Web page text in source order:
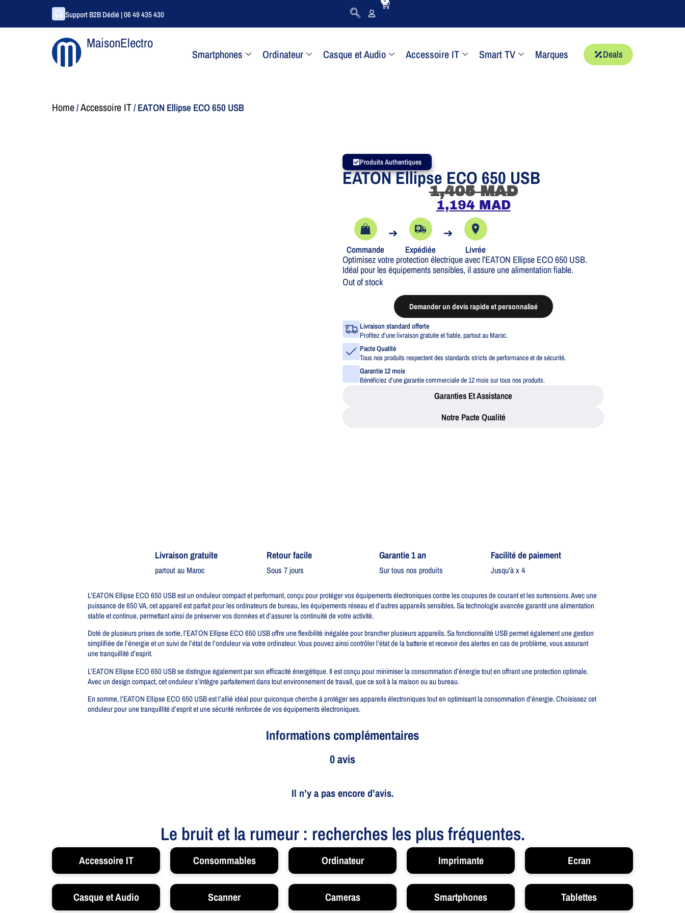
Support B2B Dédié | 06 49 435 430
MaisonElectro
Smartphones Ordinateur Casque et Audio Accessoire IT Smart TV Marques Deals
Home/Accessoire IT/ EATON Ellipse ECO 650 USB
Produits Authentiques
EATON Ellipse ECO 650 USB
1,405MAD
1,194 MAD
Commande
➔
Expédiée
➔
Livrée
Optimisez votre protection électrique avec l’EATON Ellipse ECO 650 USB.
Idéal pour les équipements sensibles, il assure une alimentation fiable.
Out of stock
Demander un devis rapide et personnalisé
Livraison standard offerte
Profitez d’une livraison gratuite et fiable, partout au Maroc.
Pacte Qualité
Tous nos produits respectent des standards stricts de performance et de sécurité.
Garantie 12 mois
Bénéficiez d’une garantie commerciale de 12 mois sur tous nos produits.
Garanties Et Assistance
Notre Pacte Qualité
Livraison gratuite​
partout au Maroc
Retour facile​
Sous 7 jours
Garantie 1 an
Sur tous nos produits
Facilité de paiement
Jusqu’à x 4
L’EATON Ellipse ECO 650 USB est un onduleur compact et performant, conçu pour protéger vos équipements électroniques contre les coupures de courant et les surtensions. Avec une
puissance de 650 VA, cet appareil est parfait pour les ordinateurs de bureau, les équipements réseau et d’autres appareils sensibles. Sa technologie avancée garantit une alimentation
stable et continue, permettant ainsi de préserver vos données et d’assurer la continuité de votre activité.
Doté de plusieurs prises de sortie, l’EATON Ellipse ECO 650 USB offre une flexibilité inégalée pour brancher plusieurs appareils. Sa fonctionnalité USB permet également une gestion
simplifiée de l’énergie et un suivi de l’état de l’onduleur via votre ordinateur. Vous pouvez ainsi contrôler l’état de la batterie et recevoir des alertes en cas de problème, vous assurant
une tranquillité d’esprit.
L’EATON Ellipse ECO 650 USB se distingue également par son efficacité énergétique. Il est conçu pour minimiser la consommation d’énergie tout en offrant une protection optimale.
Avec un design compact, cet onduleur s’intègre parfaitement dans tout environnement de travail, que ce soit à la maison ou au bureau.
En somme, l’EATON Ellipse ECO 650 USB est l’allié idéal pour quiconque cherche à protéger ses appareils électroniques tout en optimisant la consommation d’énergie. Choisissez cet
onduleur pour une tranquillité d’esprit et une sécurité renforcée de vos équipements électroniques.
Informations complémentaires
0 avis
Il n’y a pas encore d’avis.
Le bruit et la rumeur : recherches les plus fréquentes.
Accessoire IT Consommables Ordinateur Imprimante Ecran
Casque et Audio Scanner Cameras Smartphones Tablettes